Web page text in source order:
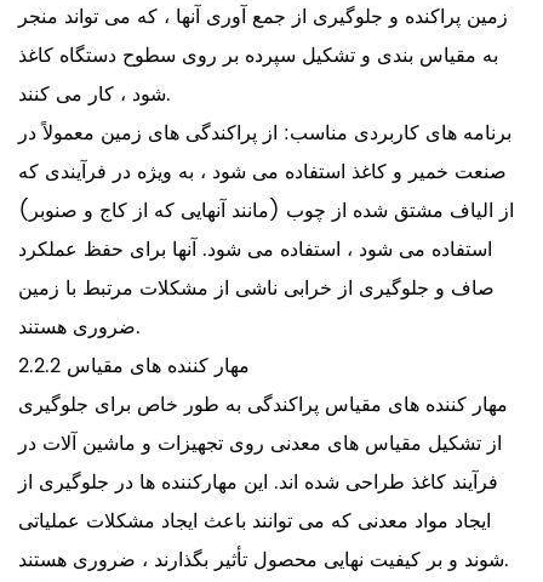
زمین پراکنده و جلوگیری از جمع آوری آنها ، که می تواند منجر
به مقیاس بندی و تشکیل سپرده بر روی سطوح دستگاه کاغذ
شود ، کار می کنند.
برنامه های کاربردی مناسب: از پراکندگی های زمین معمولاً در
صنعت خمیر و کاغذ استفاده می شود ، به ویژه در فرآیندی که
از الیاف مشتق شده از چوب (مانند آنهایی که از کاج و صنوبر)
استفاده می شود ، استفاده می شود. آنها برای حفظ عملکرد
صاف و جلوگیری از خرابی ناشی از مشکلات مرتبط با زمین
ضروری هستند.
مهار کننده های مقیاس 2.2.2
مهار کننده های مقیاس پراکندگی به طور خاص برای جلوگیری
از تشکیل مقیاس های معدنی روی تجهیزات و ماشین آلات در
فرآیند کاغذ طراحی شده اند. این مهارکننده ها در جلوگیری از
ایجاد مواد معدنی که می توانند باعث ایجاد مشکلات عملیاتی
شوند و بر کیفیت نهایی محصول تأثیر بگذارند ، ضروری هستند.